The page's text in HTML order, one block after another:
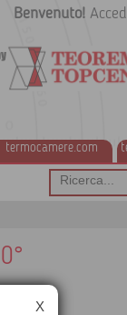
termocamere.com
Benvenuto!
X